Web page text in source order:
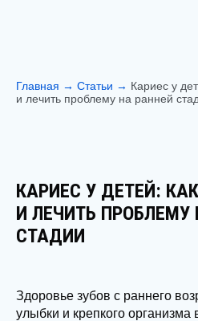
Главная → Статьи → Кариес у
и лечить проблему на ранней
КАРИЕС У ДЕТЕЙ:
И ЛЕЧИТЬ ПРОБЛЕМУ
СТАДИИ
Здоровье зубов с раннего
улыбки и крепкого